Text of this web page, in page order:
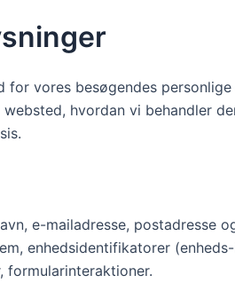
vores besøgendes
hvordan vi behandler
e-mailadresse, postadresse
enhedsidentifikatorer
formularinteraktioner.